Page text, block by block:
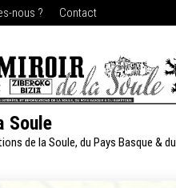
nous ? Contact
Soule
de la Soule, du Pays Basque & du